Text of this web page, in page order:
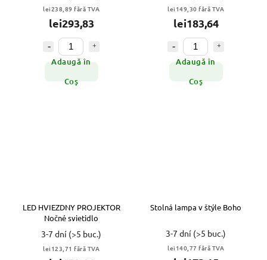
lei238,89 fără TVA
lei293,83
Adaugă în
Coş
lei149,30 fără TVA
lei183,64
Adaugă în
Coş
LED HVIEZDNY PROJEKTOR
Nočné svietidlo
3-7 dní (>5 buc.)
lei123,71 fără TVA
Stolná lampa v štýle Boho
3-7 dní (>5 buc.)
lei140,77 fără TVA